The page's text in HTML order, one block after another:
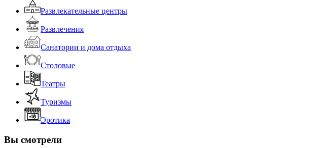
Развлекательные центры
Развлечения
Санатории и дома отдыха
Столовые
Театры
Туризмы
Эротика
Вы смотрели